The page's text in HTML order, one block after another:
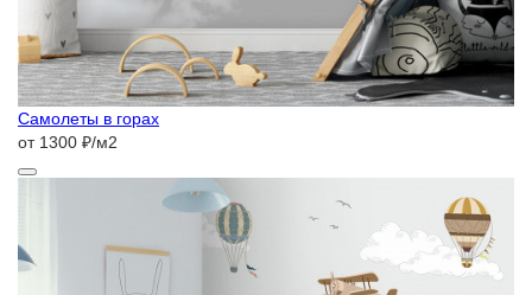
Самолеты в горах
от 1300 ₽/м2